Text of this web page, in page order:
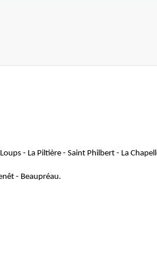
- La Piltière - Saint Philbert - La
- Beaupréau.